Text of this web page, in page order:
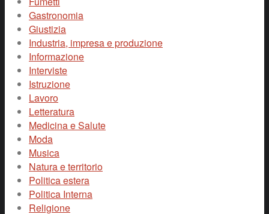
Gastronomia
Giustizia
Industria, impresa e produzione
Informazione
Interviste
Istruzione
Lavoro
Letteratura
Medicina e Salute
Moda
Musica
Natura e territorio
Politica estera
Politica Interna
Religione